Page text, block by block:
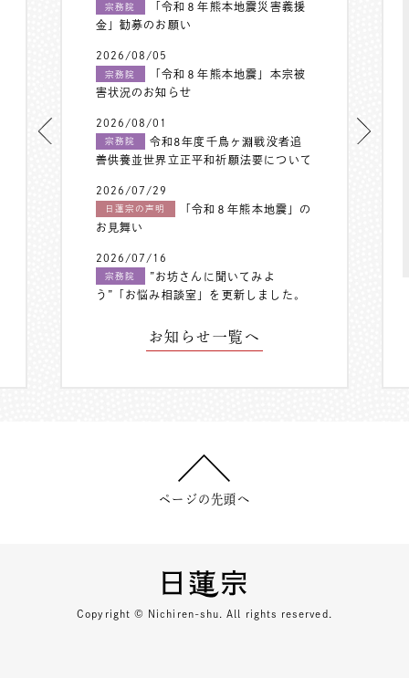
宗務院
「令和８年熊本地震災害義援
金」勧募のお願い
2026/08/05
宗務院
「令和８年熊本地震」本宗被
害状況のお知らせ
2026/08/01
宗務院
令和8年度千鳥ヶ淵戦没者追
善供養並世界立正平和祈願法要について
2026/07/29
日蓮宗の声明
「令和８年熊本地震」の
お見舞い
2026/07/16
宗務院
”お坊さんに聞いてみよ
う”「お悩み相談室」を更新しました。
お知らせ一覧へ
ページの先頭へ
Copyright © Nichiren-shu. All rights reserved.